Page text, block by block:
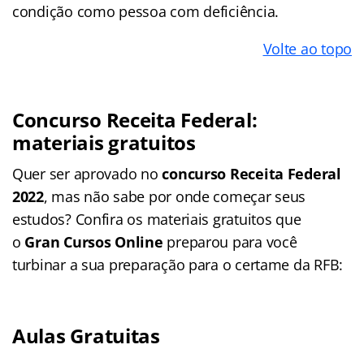
condição como pessoa com deficiência.
Volte ao topo
Concurso Receita Federal:
materiais gratuitos
Quer ser aprovado noconcurso Receita Federal
2022, mas não sabe por onde começar seus
estudos? Confira os materiais gratuitos que
o Gran Cursos Online preparou para você
turbinar a sua preparação para o certame da RFB:
Aulas Gratuitas